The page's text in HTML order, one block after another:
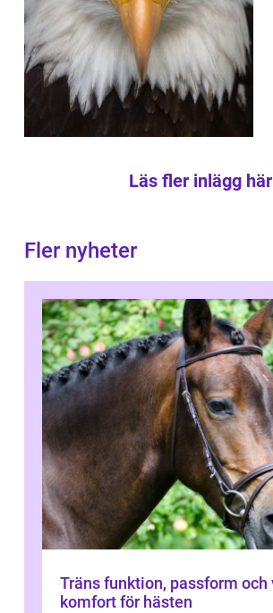
Läs fler inlägg här
Fler nyheter
Träns funktion, passform och vardaglig
komfort för hästen